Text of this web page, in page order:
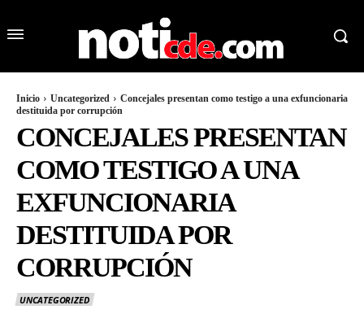
Inicio Uncategorized
Concejales presentan como testigo a una exfuncionaria
destituida por corrupción
CONCEJALES PRESENTAN
COMO TESTIGO A UNA
EXFUNCIONARIA
DESTITUIDA POR
CORRUPCIÓN
UNCATEGORIZED